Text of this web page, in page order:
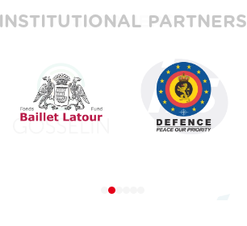
INSTITUTIONAL PARTNERS